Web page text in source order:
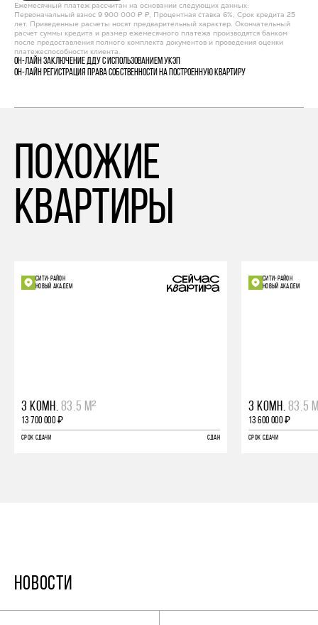
Ежемесячный платеж рассчитан на основании следующих данных:
Первоначальный взнос 9 900 000 ₽ ₽, Процентная ставка 6%, Срок кредита 25
лет. Приведенные расчеты носят предварительный характер. Окончательный
расчет суммы кредита и размер ежемесячного платежа производятся банком
после предоставления полного комплекта документов и проведения оценки
платежеспособности клиента.
Он-лайн заключение ДДУ с использованием УКЭП
Он-лайн регистрация права собственности на построенную квартиру
похожие
квартиры
СИТИ-РАЙОН
НОВЫЙ АКАДЕМ
3 КОМН. 83.5 М²
13 700 000 ₽
СРОК СДАЧИ СДАН
СИТИ-РАЙОН
НОВЫЙ АКАДЕМ
3 КОМН. 83.5
13 600 000 ₽
СРОК СДАЧИ
НОВОСТИ